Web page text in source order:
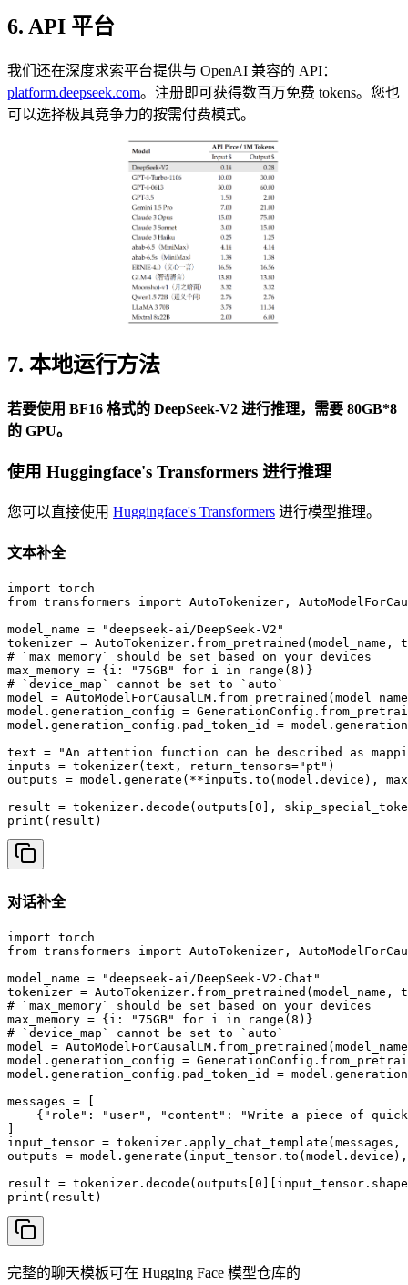
6. API 平台
我们还在深度求索平台提供与 OpenAI 兼容的 API：
platform.deepseek.com。注册即可获得数百万免费 tokens。您也
可以选择极具竞争力的按需付费模式。
7. 本地运行方法
若要使用 BF16 格式的 DeepSeek-V2 进行推理，需要 80GB*8
的 GPU。
使用 Huggingface's Transformers 进行推理
您可以直接使用 Huggingface's Transformers 进行模型推理。
文本补全
import torch
from transformers import AutoTokenizer,
model_name = "deepseek-ai/DeepSeek-V2"
tokenizer = AutoTokenizer.from_pretrained(model_name,
# `max_memory` should be set based on your devices
max_memory = {i: "75GB" for i in range(8)}
# `device_map` cannot be set to `auto`
model =
model.generation_config =
model.generation_config.pad_token_id =
text = "An attention function can be described as
inputs = tokenizer(text, return_tensors="pt")
outputs = model.generate(**inputs.to(model.device),
result = tokenizer.decode(outputs[0],
print(result)
对话补全
import torch
from transformers import AutoTokenizer,
model_name = "deepseek-ai/DeepSeek-V2-Chat"
tokenizer = AutoTokenizer.from_pretrained(model_name,
# `max_memory` should be set based on your devices
max_memory = {i: "75GB" for i in range(8)}
# `device_map` cannot be set to `auto`
model =
model.generation_config =
model.generation_config.pad_token_id =
messages = [
{"role": "user", "content": "Write a piece of
input_tensor =
outputs = model.generate(input_tensor.to(model.device),
result =
print(result)
完整的聊天模板可在 Hugging Face 模型仓库的